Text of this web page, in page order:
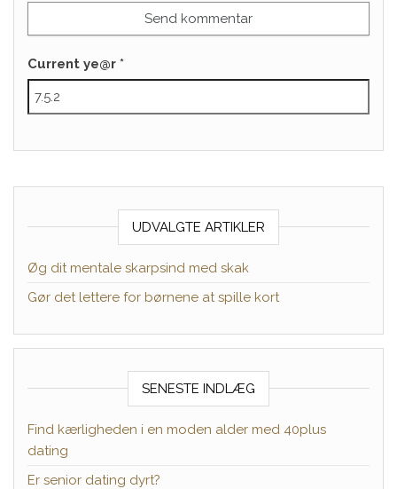
Current ye@r *
UDVALGTE ARTIKLER
Øg dit mentale skarpsind med skak
Gør det lettere for børnene at spille kort
SENESTE INDLÆG
Find kærligheden i en moden alder med 40plus
dating
Er senior dating dyrt?